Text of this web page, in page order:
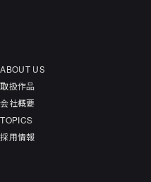
ABOUT US
取扱作品
会社概要
TOPICS
採用情報